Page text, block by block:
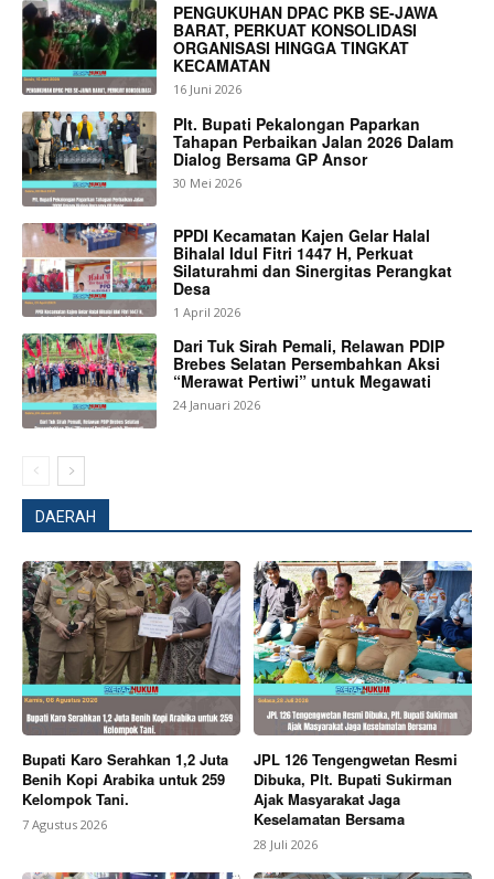
News Week
Magazine PRO
PENGUKUHAN DPAC PKB SE-JAWA
BARAT, PERKUAT KONSOLIDASI
ORGANISASI HINGGA TINGKAT
KECAMATAN
16 Juni 2026
Plt. Bupati Pekalongan Paparkan
Tahapan Perbaikan Jalan 2026 Dalam
Dialog Bersama GP Ansor
30 Mei 2026
PPDI Kecamatan Kajen Gelar Halal
Bihalal Idul Fitri 1447 H, Perkuat
Silaturahmi dan Sinergitas Perangkat
Desa
1 April 2026
Dari Tuk Sirah Pemali, Relawan PDIP
Brebes Selatan Persembahkan Aksi
“Merawat Pertiwi” untuk Megawati
24 Januari 2026
DAERAH
Bupati Karo Serahkan 1,2 Juta
Benih Kopi Arabika untuk 259
Kelompok Tani.
7 Agustus 2026
JPL 126 Tengengwetan Resmi
Dibuka, Plt. Bupati Sukirman
Ajak Masyarakat Jaga
Keselamatan Bersama
28 Juli 2026